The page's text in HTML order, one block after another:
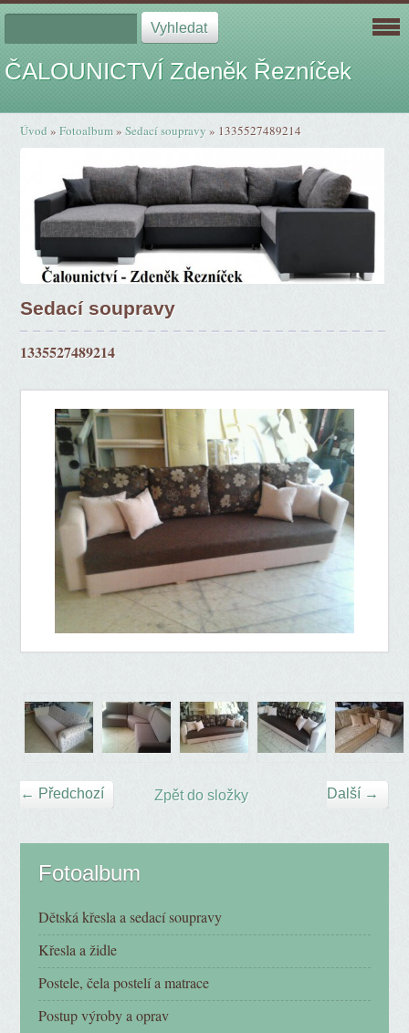
ČALOUNICTVÍ Zdeněk Řezníček
Úvod »Fotoalbum»Sedací soupravy » 1335527489214
Sedací soupravy
1335527489214
← Předchozí Další →
Zpět do složky
Fotoalbum
Dětská křesla a sedací soupravy
Křesla a židle
Postele, čela postelí a matrace
Postup výroby a oprav